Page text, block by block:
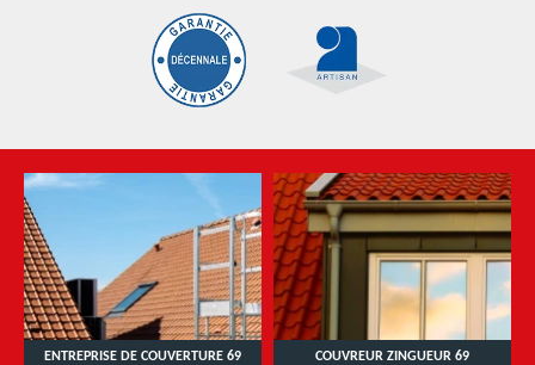
ENTREPRISE DE COUVERTURE 69 COUVREUR ZINGUEUR 69